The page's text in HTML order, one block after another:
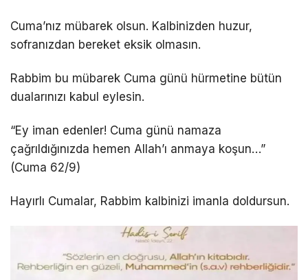
Cuma’nız mübarek olsun. Kalbinizden huzur,
sofranızdan bereket eksik olmasın.
Rabbim bu mübarek Cuma günü hürmetine bütün
dualarınızı kabul eylesin.
“Ey iman edenler! Cuma günü namaza
çağrıldığınızda hemen Allah’ı anmaya koşun…”
(Cuma 62/9)
Hayırlı Cumalar, Rabbim kalbinizi imanla doldursun.